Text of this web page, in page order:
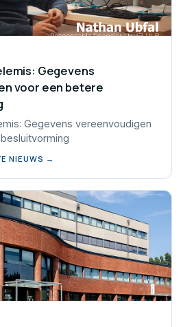
Gegevens
voor een betere
Gegevens vereenvoudigen
NIEUWS →